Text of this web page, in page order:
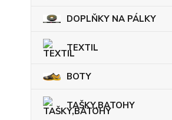
DOPLŇKY NA PÁLKY
TEXTIL
BOTY
TAŠKY,BATOHY